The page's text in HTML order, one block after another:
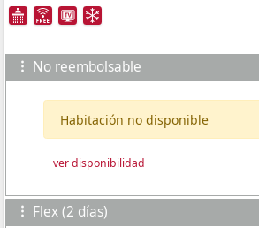
No reembolsable
Habitación no disponible
ver disponibilidad
Flex (2 días)